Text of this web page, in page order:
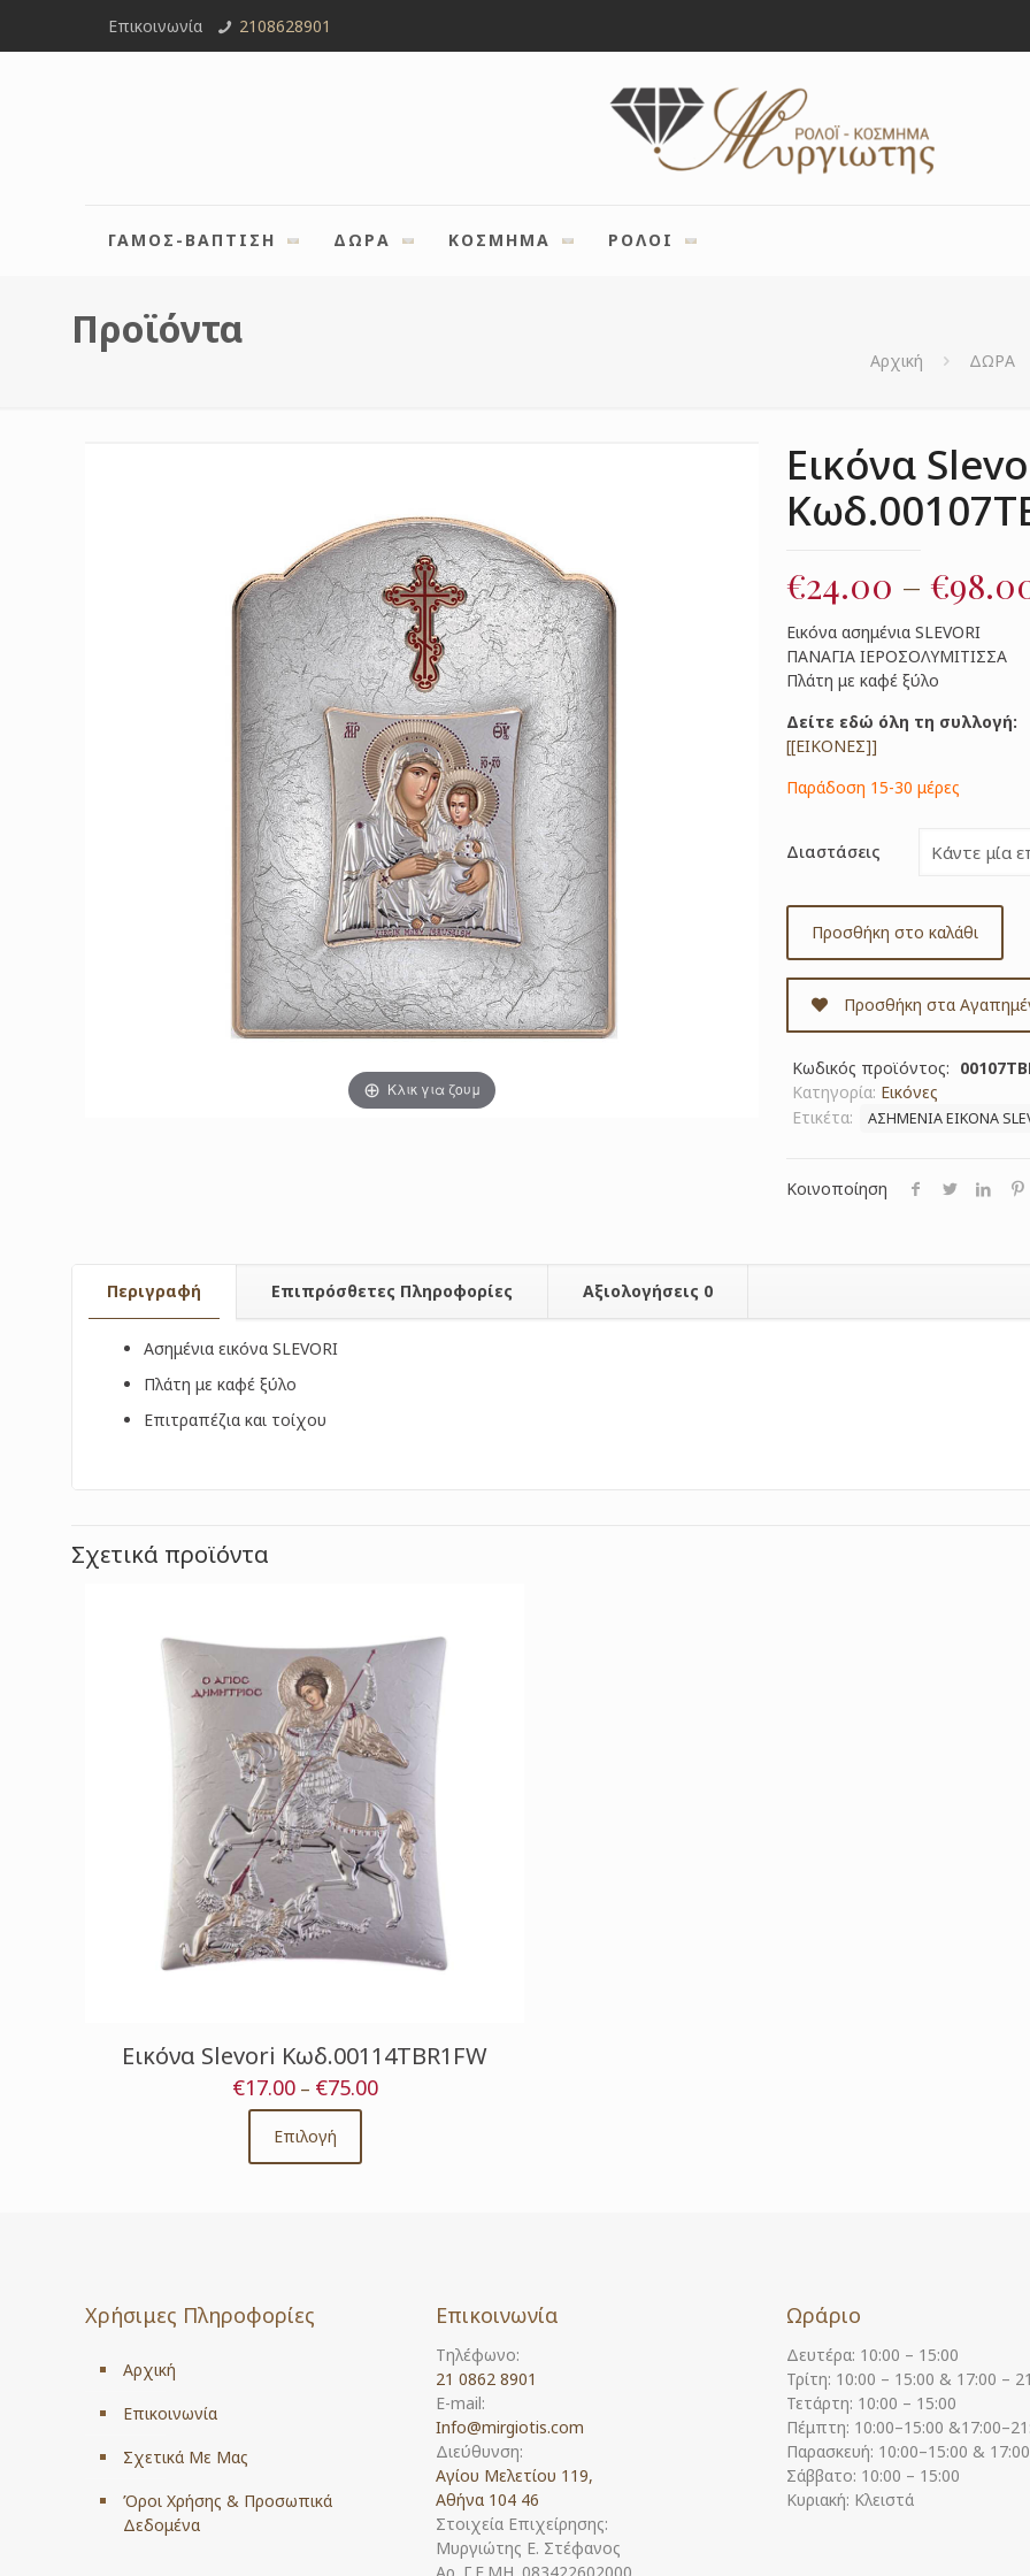
Επικοινωνία 2108628901
ΓΑΜΟΣ-ΒΑΠΤΙΣΗ ΔΩΡΑ ΚΟΣΜΗΜΑ ΡΟΛΟΙ
Προϊόντα
Αρχική ΔΩΡΑ
Κλικ για ζουμ
Εικόνα
€24.00 – €
Εικόνα ασημένια SLEVORI
ΠΑΝΑΓΙΑ ΙΕΡΟΣΟΛΥΜΙΤΙΣΣΑ
Πλάτη με καφέ ξύλο
Δείτε εδώ όλη τη συλλογή:
[[ΕΙΚΟΝΕΣ]]
Παράδοση 15-30 μέρες
Διαστάσεις
Προσθήκη στο καλάθι
Προσθήκη στα
Κωδικός προϊόντος:
Κατηγορία: Εικόνες
Ετικέτα:
ΑΣΗΜΕΝΙΑ ΕΙΚΟΝΑ
Κοινοποίηση
Περιγραφή Επιπρόσθετες Πληροφορίες Αξιολογήσεις 0
Ασημένια εικόνα SLEVORI
Πλάτη με καφέ ξύλο
Επιτραπέζια και τοίχου
Σχετικά προϊόντα
Εικόνα Slevori Κωδ.00114TBR1FW
€17.00 – €75.00Price
Επιλογή
This
product
may
page
Χρήσιμες Πληροφορίες
Αρχική
Επικοινωνία
Σχετικά Με Μας
Όροι Χρήσης & Προσωπικά
Δεδομένα
Επικοινωνία
Τηλέφωνο:
21 0862 8901
E-mail:
Info@mirgiotis.com
Διεύθυνση:
Αγίου Μελετίου 119,
Αθήνα 104 46
Στοιχεία Επιχείρησης:
Μυργιώτης Ε. Στέφανος
Αρ. Γ.Ε.ΜΗ. 083422602000
Ωράριο
Δευτέρα: 10:00 – 15:00
Τρίτη: 10:00 – 15:00 & 17:00 –
Τετάρτη: 10:00 – 15:00
Πέμπτη: 10:00–15:00
Παρασκευή: 10:00–15:00 &
Σάββατο: 10:00 – 15:00
Κυριακή: Κλειστά